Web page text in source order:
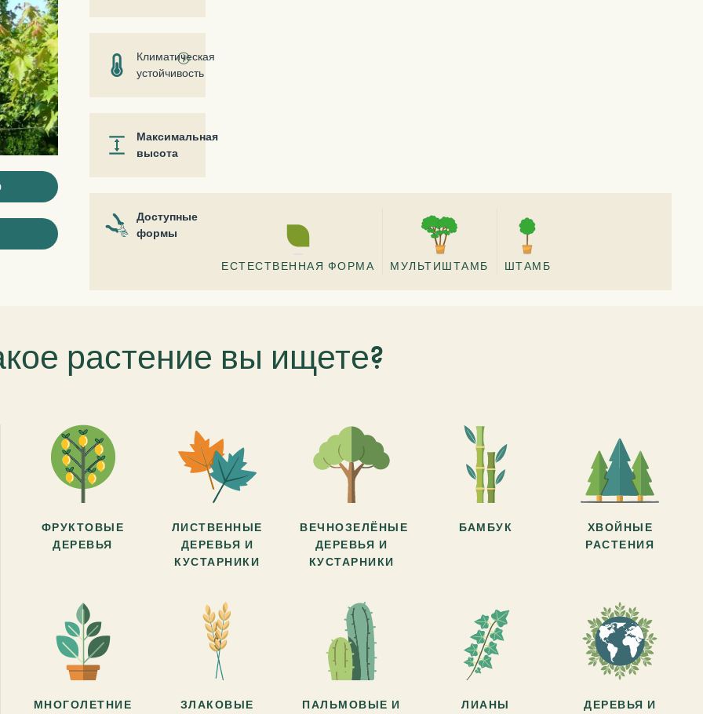
Климатическая
устойчивость
ⓘ
Максимальная
высота
Доступные
формы
ЕСТЕСТВЕННАЯ ФОРМА МУЛЬТИШТАМБ ШТАМБ
растение вы ищете?
ФРУКТОВЫЕ
ДЕРЕВЬЯ
ЛИСТВЕННЫЕ
ДЕРЕВЬЯ И
КУСТАРНИКИ
ВЕЧНОЗЕЛЁНЫЕ
ДЕРЕВЬЯ И
КУСТАРНИКИ
БАМБУК
ХВОЙНЫЕ
РАСТЕНИЯ
МНОГОЛЕТНИЕ
ЗЛАКОВЫЕ
ПАЛЬМОВЫЕ И
ЛИАНЫ
ДЕРЕВЬЯ И